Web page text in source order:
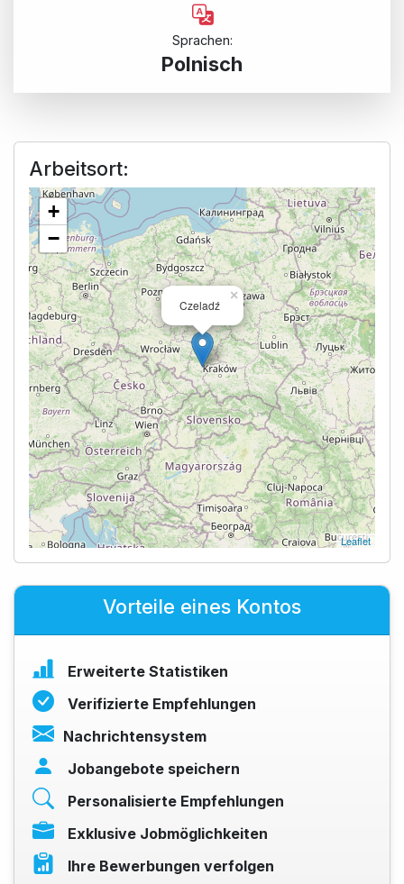
Sprachen:
Polnisch
Arbeitsort:
Czeladź
×
+
−
Leaflet
Vorteile eines Kontos
Erweiterte Statistiken
Verifizierte Empfehlungen
Nachrichtensystem
Jobangebote speichern
Personalisierte Empfehlungen
Exklusive Jobmöglichkeiten
Ihre Bewerbungen verfolgen